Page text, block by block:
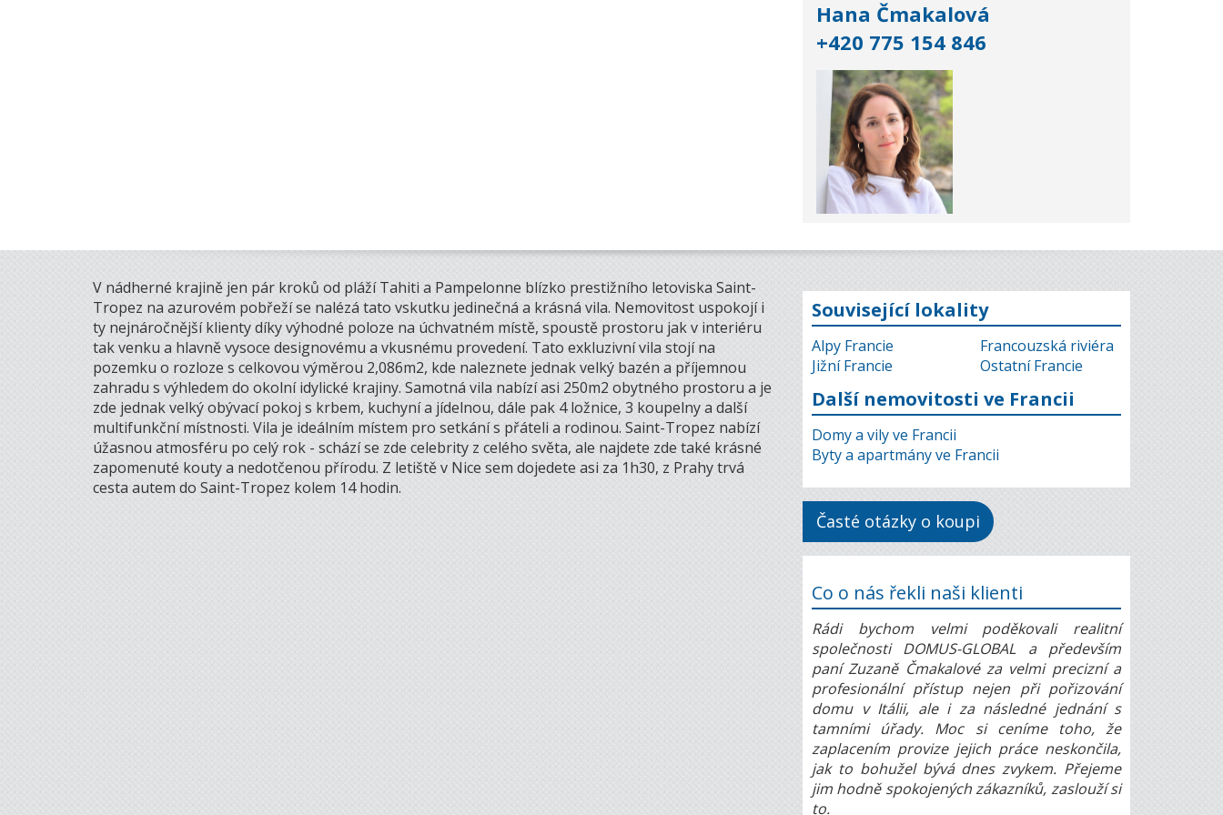
Hana Čmakalová
+420 775 154 846
V nádherné krajině jen pár kroků od pláží Tahiti a Pampelonne blízko prestižního letoviska Saint-
Tropez na azurovém pobřeží se nalézá tato vskutku jedinečná a krásná vila. Nemovitost uspokojí i
ty nejnáročnější klienty díky výhodné poloze na úchvatném místě, spoustě prostoru jak v interiéru
tak venku a hlavně vysoce designovému a vkusnému provedení. Tato exkluzivní vila stojí na
pozemku o rozloze s celkovou výměrou 2,086m2, kde naleznete jednak velký bazén a příjemnou
zahradu s výhledem do okolní idylické krajiny. Samotná vila nabízí asi 250m2 obytného prostoru a je
zde jednak velký obývací pokoj s krbem, kuchyní a jídelnou, dále pak 4 ložnice, 3 koupelny a další
multifunkční místnosti. Vila je ideálním místem pro setkání s přáteli a rodinou. Saint-Tropez nabízí
úžasnou atmosféru po celý rok - schází se zde celebrity z celého světa, ale najdete zde také krásné
zapomenuté kouty a nedotčenou přírodu. Z letiště v Nice sem dojedete asi za 1h30, z Prahy trvá
cesta autem do Saint-Tropez kolem 14 hodin.
Související lokality
Alpy Francie
Jižní Francie
Francouzská riviéra
Ostatní Francie
Další nemovitosti ve Francii
Domy a vily ve Francii
Byty a apartmány ve Francii
Časté otázky o koupi
Co o nás řekli naši klienti
Rádi bychom velmi poděkovali realitní
společnosti DOMUS-GLOBAL a především
paní Zuzaně Čmakalové za velmi precizní a
profesionální přístup nejen při pořizování
domu v Itálii, ale i za následné jednání s
tamními úřady. Moc si ceníme toho, že
zaplacením provize jejich práce neskončila,
jak to bohužel bývá dnes zvykem. Přejeme
jim hodně spokojených zákazníků, zaslouží si
to.